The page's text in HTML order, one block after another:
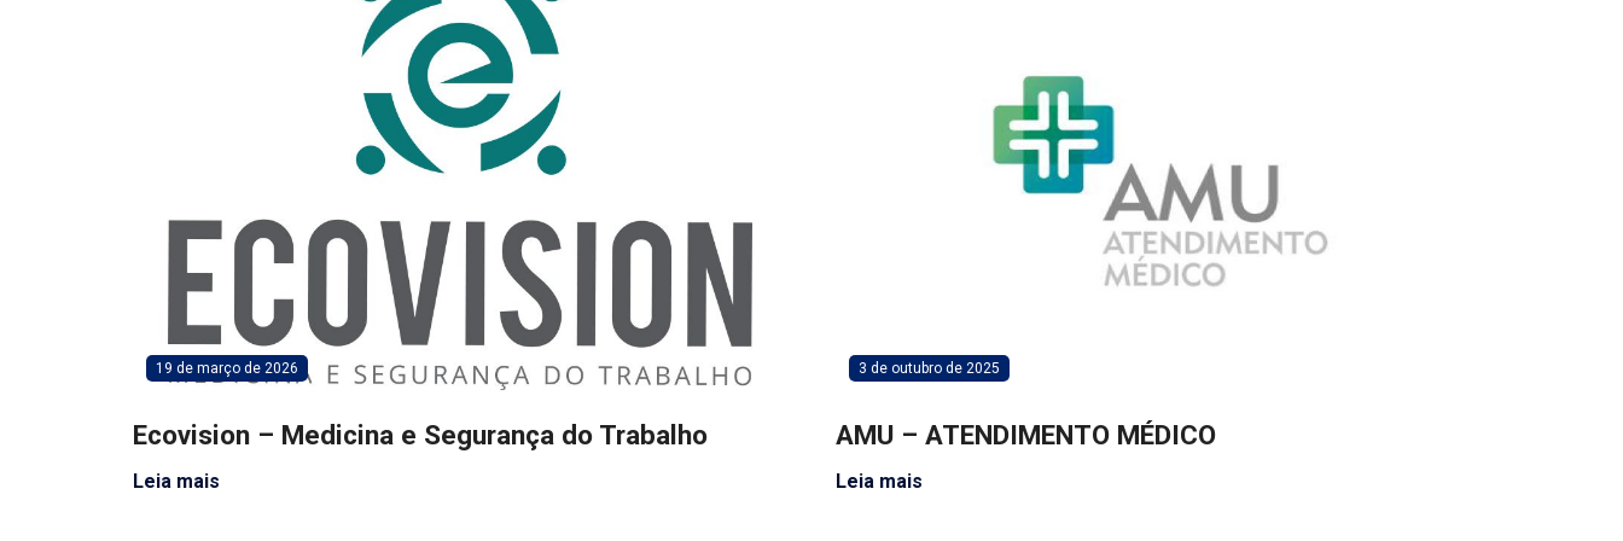
19 de março de 2026
Ecovision – Medicina e Segurança do Trabalho
Leia mais
3 de outubro de 2025
AMU – ATENDIMENTO MÉDICO
Leia mais